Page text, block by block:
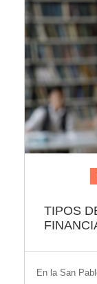
TIPOS
En la San